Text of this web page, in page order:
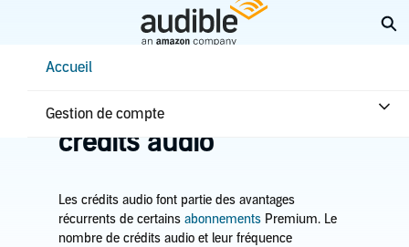
principalAccueil
Gestion de compte
Accueil
En savoir plus sur les
crédits audio
Les crédits audio font partie des avantages
récurrents de certains abonnementsPremium. Le
nombre de crédits audio et leur fréquence